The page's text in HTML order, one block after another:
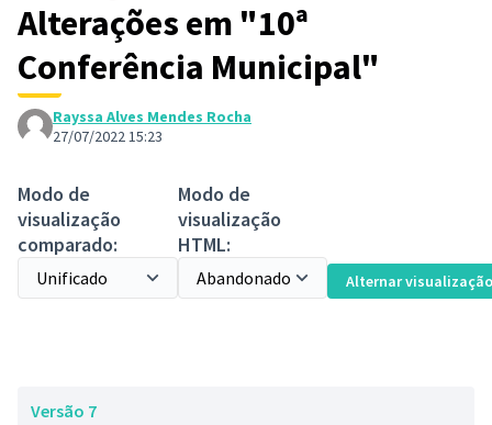
Alterações em "10ª
Conferência Municipal"
Rayssa Alves Mendes Rocha
27/07/2022 15:23
Modo de
visualização
comparado:
Modo de
visualização
HTML:
Alternar visualização
Versão 7